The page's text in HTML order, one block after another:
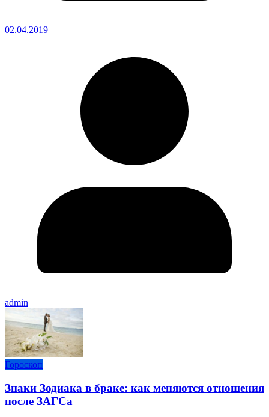
02.04.2019
admin
Гороскоп
Знаки Зодиака в браке: как меняются отношения
после ЗАГСа